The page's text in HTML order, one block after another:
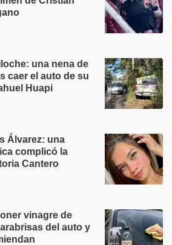
una nena de
caer el auto de su
Huapi
Álvarez: una
complicó la
Cantero
vinagre de
del auto y